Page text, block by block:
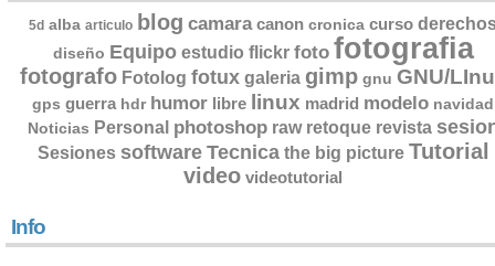
5d alba articulo blog camara canon cronica curso
diseño Equipo estudio flickr foto fotografia
fotografo Fotolog fotux galeria gimp gnu GNU/
gps guerra hdr humor libre linux madrid modelo navidad
Noticias Personal photoshop raw retoque revista
Sesiones software Tecnica the big picture Tutorial
video videotutorial
Info